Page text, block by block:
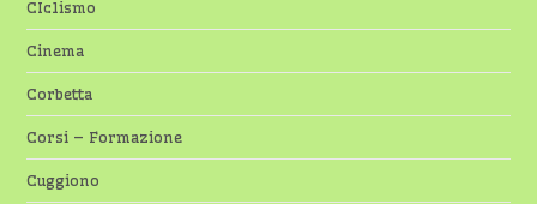
CIclismo
Cinema
Corbetta
Corsi – Formazione
Cuggiono